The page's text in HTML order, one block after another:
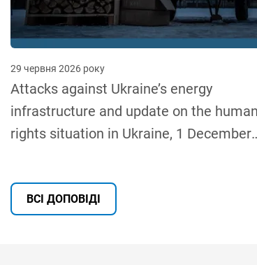
29 червня 2026 року
Attacks against Ukraine’s energy
infrastructure and update on the human
rights situation in Ukraine, 1 December
ВСІ ДОПОВІДІ